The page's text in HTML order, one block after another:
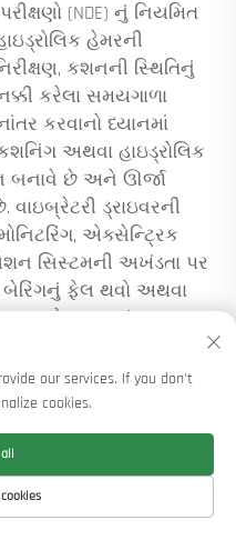
(NDE) નું નિયમિત
હેમરની
કશનની સ્થિતિનું
કરેલા સમયગાળા
કરવાનો ધ્યાનમાં
અથવા હાઇડ્રોલિક
બનાવે છે અને ઊર્જા
વાઇબ્રેટરી ડ્રાઇવરની
એક્સેન્ટ્રિક
સિસ્ટમની અખંડતા પર
ફેલ થવો અથવા
વાઇબ્રેશન અસંતુલન
છે અને કેરિયર રિગને
એટેચમેન્ટ્સને ઓપરેટિંગ
આવેલી જમીનની
લાભ આપે છે, જેથી
કરી શકાય અને ઘટકોના
નવીનીકરણ
ઉપલબ્ધ થાય.
our services. If you don't
cookies.